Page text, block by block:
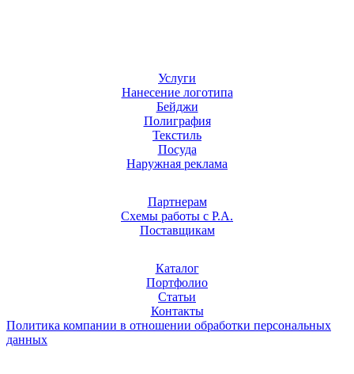
Услуги
Нанесение логотипа
Бейджи
Полиграфия
Текстиль
Посуда
Наружная реклама
Партнерам
Схемы работы с Р.А.
Поставщикам
Каталог
Портфолио
Статьи
Контакты
Политика компании в отношении обработки персональных
данных